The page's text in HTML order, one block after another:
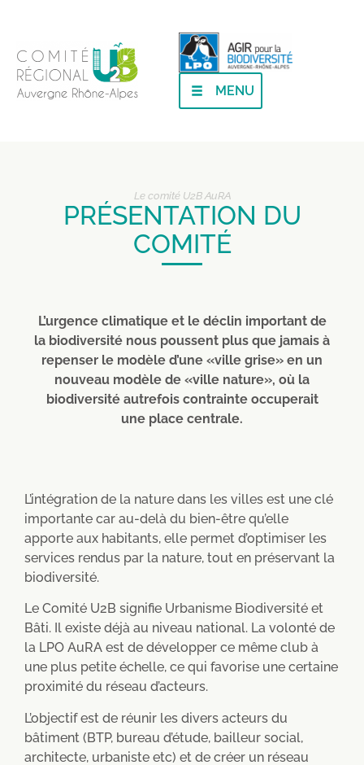
MENU
Le comité U2B AuRA
PRÉSENTATION DU
COMITÉ
L’urgence climatique et le déclin important de
la biodiversité nous poussent plus que jamais à
repenser le modèle d’une «ville grise» en un
nouveau modèle de «ville nature», où la
biodiversité autrefois contrainte occuperait
une place centrale.
L’intégration de la nature dans les villes est une clé
importante car au-delà du bien-être qu’elle
apporte aux habitants, elle permet d’optimiser les
services rendus par la nature, tout en préservant la
biodiversité.
Le Comité U2B signifie Urbanisme Biodiversité et
Bâti. Il existe déjà au niveau national. La volonté de
la LPO AuRA est de développer ce même club à
une plus petite échelle, ce qui favorise une certaine
proximité du réseau d’acteurs.
L’objectif est de réunir les divers acteurs du
bâtiment (BTP, bureau d’étude, bailleur social,
architecte, urbaniste etc) et de créer un réseau